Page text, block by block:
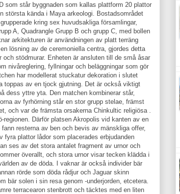
som står byggnaden som kallas plattform 20 plattor
största kända i Maya arkeologi. Bostadsområdet
kring sex huvudsakliga församlingar,
A, Quadrangle Grupp B och grupp C, med bollen
arkitekturen är användningen av platt terräng
lösning av de ceremoniella centra, gjordes detta
stödmurar. Enheten är ansluten till de små åsar
nivåreglering, fyllningar och beläggningar som gör
har modellerat stuckatur dekoration i slutet
toppas av en tjock gjutning. Det är också viktigt
dess yttre yta. Den matchen kombinerar står,
av fyrhörning står en stor grupp stelae, främst
och var de främsta orsakerna Chinkultic religiösa .
regionen. Därför platsen Akropolis vid kanten av en
resterna av ben och bevis av mänskliga offer,
fyra plattor lådor som placerades erbjudanden
ses av det stora antalet fragment av urnor och
överallt, och stora urnor visar tecken klädda i
av de döda. I vaknar är också individer bär
rörde som döda rådjur och Jaguar skinn
bär solen i sin resa genom -underjorden, etcetera.
terracearon stenbrott och täcktes med en liten